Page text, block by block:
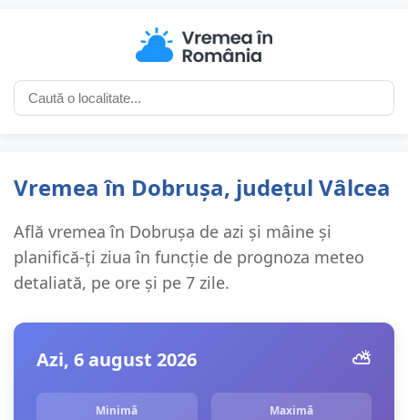
Vremea în Dobrușa, județul Vâlcea
Află vremea în Dobrușa de azi și mâine și
planifică-ți ziua în funcție de prognoza meteo
detaliată, pe ore și pe 7 zile.
Azi, 6 august 2026 ⛅️
Minimă Maximă